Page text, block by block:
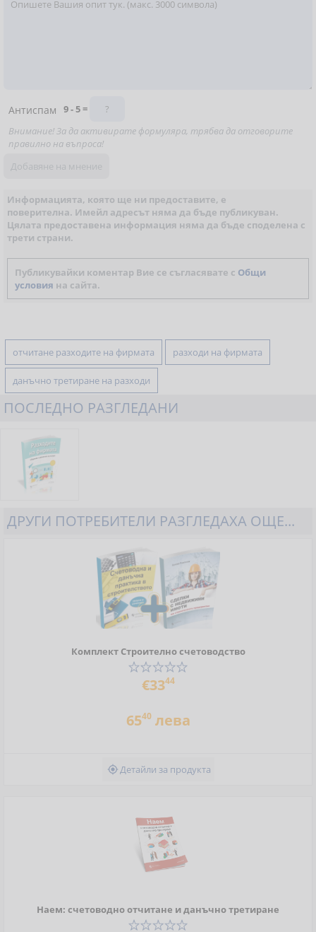
Антиспам
9 - 5 =
Внимание! За да активирате формуляра, трябва да отговорите
правилно на въпроса!
Информацията, която ще ни предоставите, е
поверителна. Имейл адресът няма да бъде публикуван.
Цялата предоставена информация няма да бъде споделена с
трети страни.
Публикувайки коментар Вие се съгласявате с Общи
условия на сайта.
отчитане разходите на фирмата разходи на фирмата
данъчно третиране на разходи
ПОСЛЕДНО РАЗГЛЕДАНИ
ДРУГИ ПОТРЕБИТЕЛИ РАЗГЛЕДАХА ОЩЕ...
Комплект Строително счетоводство
€3344
6540лева
Детайли за продукта
Наем: счетоводно отчитане и данъчно третиране